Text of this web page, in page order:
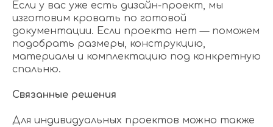
Если у вас уже есть дизайн-проект, мы
изготовим кровать по готовой
документации. Если проекта нет — поможем
подобрать размеры, конструкцию,
материалы и комплектацию под конкретную
спальню.
Связанные решения
Для индивидуальных проектов можно также